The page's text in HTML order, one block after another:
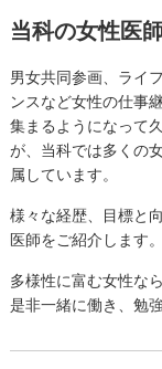
当科の女性医
男女共同参画、ライ
ンスなど女性の仕事
集まるようになって
が、当科では多くの
属しています。
様々な経歴、目標と
医師をご紹介します。
多様性に富む女性な
是非一緒に働き、勉